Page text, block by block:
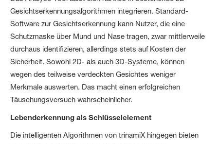
Gesichtserkennungsalgorithmen integrieren. Standard-
Software zur Gesichtserkennung kann Nutzer, die eine
Schutzmaske über Mund und Nase tragen, zwar mittlerweile
durchaus identifizieren, allerdings stets auf Kosten der
Sicherheit. Sowohl 2D- als auch 3D-Systeme, können
wegen des teilweise verdeckten Gesichtes weniger
Merkmale auswerten. Das macht einen erfolgreichen
Täuschungsversuch wahrscheinlicher.
Lebenderkennung als Schlüsselelement
Die intelligenten Algorithmen von trinamiX hingegen bieten